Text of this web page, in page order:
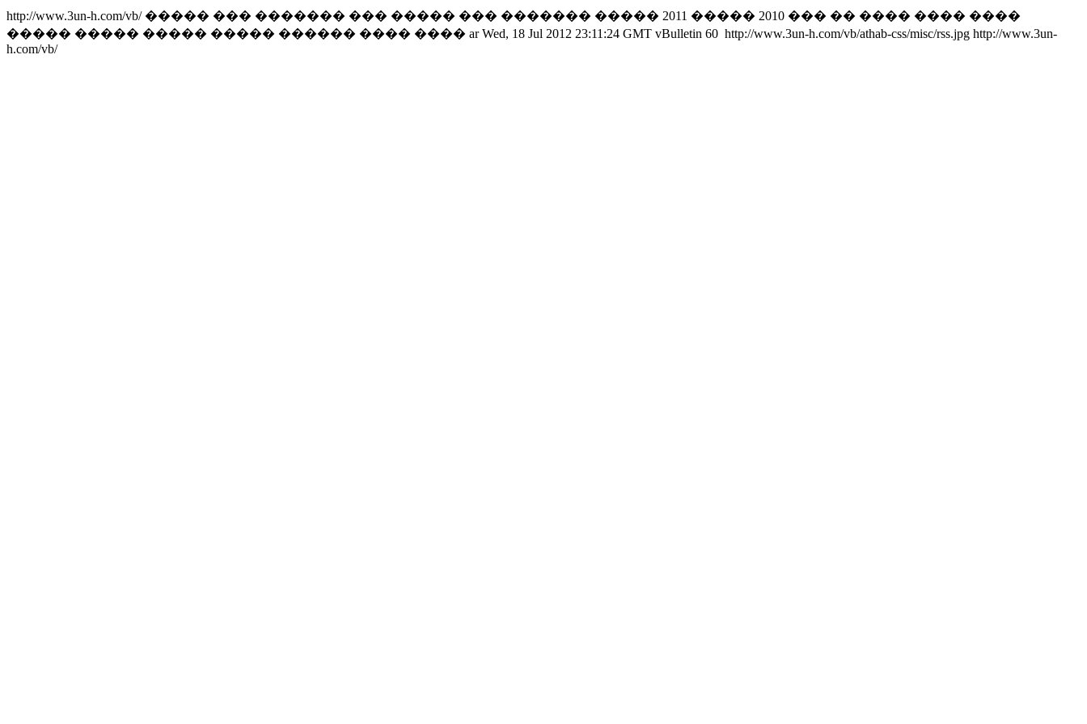
http://www.3un-h.com/vb/ ����� ��� ������� ��� ����� ��� ������� ����� 2011 ����� 2010 ��� �� ���� ���� ����
����� ����� ����� ����� ������ ���� ���� ar Wed, 18 Jul 2012 23:11:24 GMT vBulletin 60 http://www.3un-h.com/vb/athab-css/misc/rss.jpg http://www.3un-
h.com/vb/